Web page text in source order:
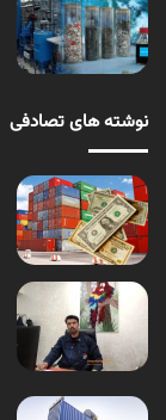
نوشته های تصادفی